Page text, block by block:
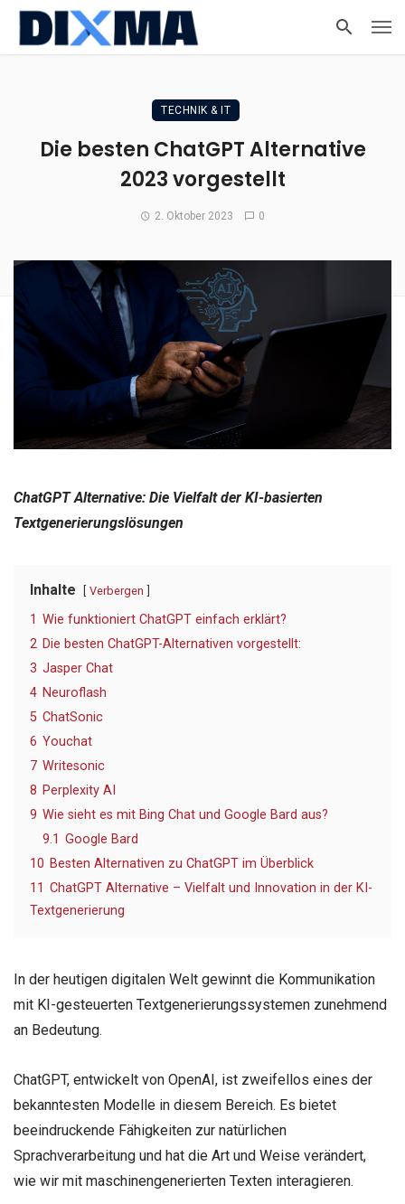
TECHNIK & IT
Die besten ChatGPT Alternative
2023 vorgestellt
2. Oktober 2023 0
ChatGPT Alternative: Die Vielfalt der KI-basierten
Textgenerierungslösungen
Inhalte Verbergen
1 Wie funktioniert ChatGPT einfach erklärt?
2 Die besten ChatGPT-Alternativen vorgestellt:
3 Jasper Chat
4 Neuroflash
5 ChatSonic
6 Youchat
7 Writesonic
8 Perplexity AI
9 Wie sieht es mit Bing Chat und Google Bard aus?
9.1 Google Bard
10 Besten Alternativen zu ChatGPT im Überblick
11 ChatGPT Alternative – Vielfalt und Innovation in der KI-
Textgenerierung
In der heutigen digitalen Welt gewinnt die Kommunikation
mit KI-gesteuerten Textgenerierungssystemen zunehmend
an Bedeutung.
ChatGPT, entwickelt von OpenAI, ist zweifellos eines der
bekanntesten Modelle in diesem Bereich. Es bietet
beeindruckende Fähigkeiten zur natürlichen
Sprachverarbeitung und hat die Art und Weise verändert,
wie wir mit maschinengenerierten Texten interagieren.